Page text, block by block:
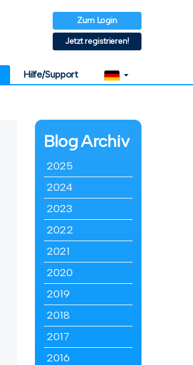
Zum Login
Jetzt registrieren!
Hilfe/Support
BlogArchiv
2025
2024
2023
2022
2021
2020
2019
2018
2017
2016